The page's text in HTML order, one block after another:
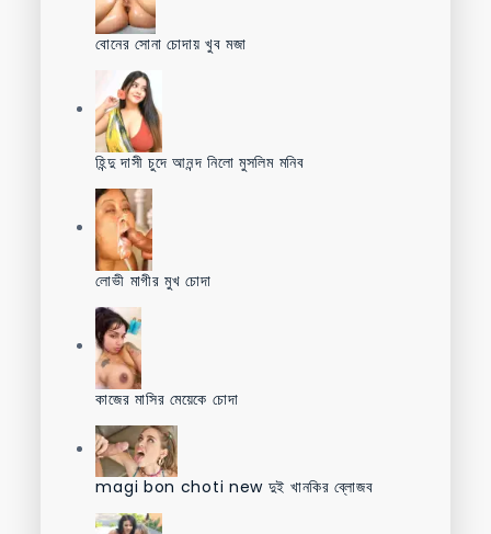
বোনের সোনা চোদায় খুব মজা
হিন্দু দাসী চুদে আনন্দ নিলো মুসলিম মনিব
লোভী মাগীর মুখ চোদা
কাজের মাসির মেয়েকে চোদা
magi bon choti new দুই খানকির ব্লোজব